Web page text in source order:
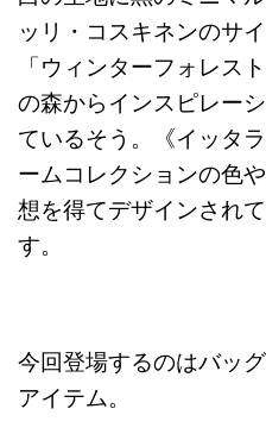
ッリ・コスキネンのサ
「ウィンターフォレス
の森からインスピレー
ているそう。《イッタ
ームコレクションの色
想を得てデザインされ
す。
今回登場するのはバッ
アイテム。